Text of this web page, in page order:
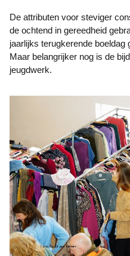
De attributen voor steviger consumpties werden ook al vroeg in
de ochtend in gereedheid
jaarlijks terugkerende boeldag
Maar belangrijker nog is de
jeugdwerk.